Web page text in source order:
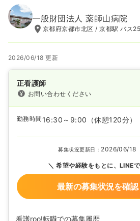
一般財団法人 薬師山病院
京都府京都市北区 / 京都駅 バス
2026/06/18 更新
正看護師
お問い合わせください
勤務時間 16:30～9:00 （休憩120分）
募集状況更新日： 2026/06/18
希望や経験をもとに、LINE
最新の募集状況を確
看護roo!転職での募集履歴